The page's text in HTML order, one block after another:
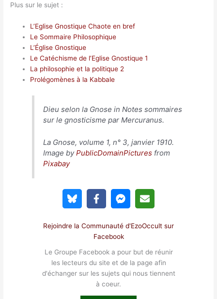
Plus sur le sujet :
L’Eglise Gnostique Chaote en bref
Le Sommaire Philosophique
L’Église Gnostique
Le Catéchisme de l’Eglise Gnostique 1
La philosophie et la politique 2
Prolégomènes à la Kabbale
Dieu selon la Gnose in Notes sommaires
sur le gnosticisme par Mercuranus.
La Gnose, volume 1, n° 3, janvier 1910.
Image byPublicDomainPictures from
Pixabay
Rejoindre la Communauté d'EzoOccult sur
Facebook
Le Groupe Facebook a pour but de réunir
les lecteurs du site et de la page afin
d'échanger sur les sujets qui nous tiennent
à coeur.